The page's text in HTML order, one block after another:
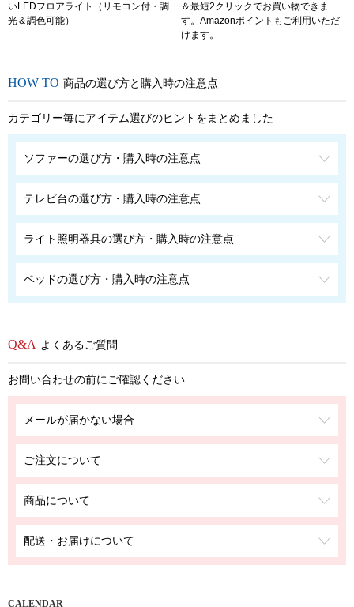
いLEDフロアライト（リモコン付・調
光＆調色可能）
＆最短2クリックでお買い物できま
す。Amazonポイントもご利用いただ
けます。
商品の選び方と購入時の注意点
カテゴリー毎にアイテム選びのヒントをまとめました
ソファーの選び方・購入時の注意点
テレビ台の選び方・購入時の注意点
ライト照明器具の選び方・購入時の注意点
ベッドの選び方・購入時の注意点
よくあるご質問
お問い合わせの前にご確認ください
メールが届かない場合
ご注文について
商品について
配送・お届けについて